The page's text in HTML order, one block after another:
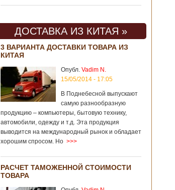
ДОСТАВКА ИЗ КИТАЯ »
3 ВАРИАНТА ДОСТАВКИ ТОВАРА ИЗ
КИТАЯ
Опубл. Vadim N.
15/05/2014 - 17:05
В Поднебесной выпускают
самую разнообразную
продукцию – компьютеры, бытовую технику,
автомобили, одежду и т.д. Эта продукция
выводится на международный рынок и обладает
хорошим спросом. Но >>>
РАСЧЕТ ТАМОЖЕННОЙ СТОИМОСТИ
ТОВАРА